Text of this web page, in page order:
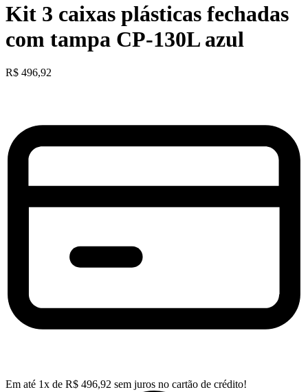
Kit 3 caixas plásticas fechadas
com tampa CP-130L azul
R$ 496,92
Em até 1x de R$ 496,92 sem juros no cartão de crédito!